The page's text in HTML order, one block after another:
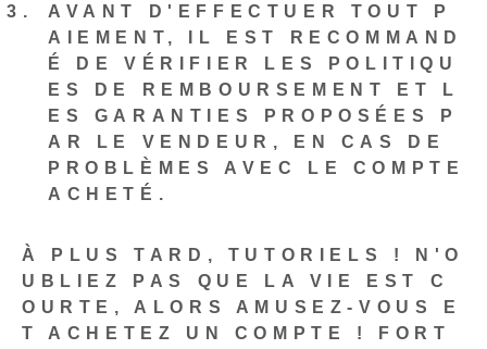
AVANT D'EFFECTUER TOUT P
AIEMENT, IL EST RECOMMAND
É DE VÉRIFIER LES POLITIQU
ES DE REMBOURSEMENT ET L
ES GARANTIES PROPOSÉES P
AR LE VENDEUR, EN CAS DE
PROBLÈMES AVEC LE COMPTE
ACHETÉ.
À PLUS TARD, TUTORIELS ! N'O
UBLIEZ PAS QUE LA VIE EST C
OURTE, ALORS AMUSEZ-VOUS E
T ACHETEZ UN COMPTE !
FORT